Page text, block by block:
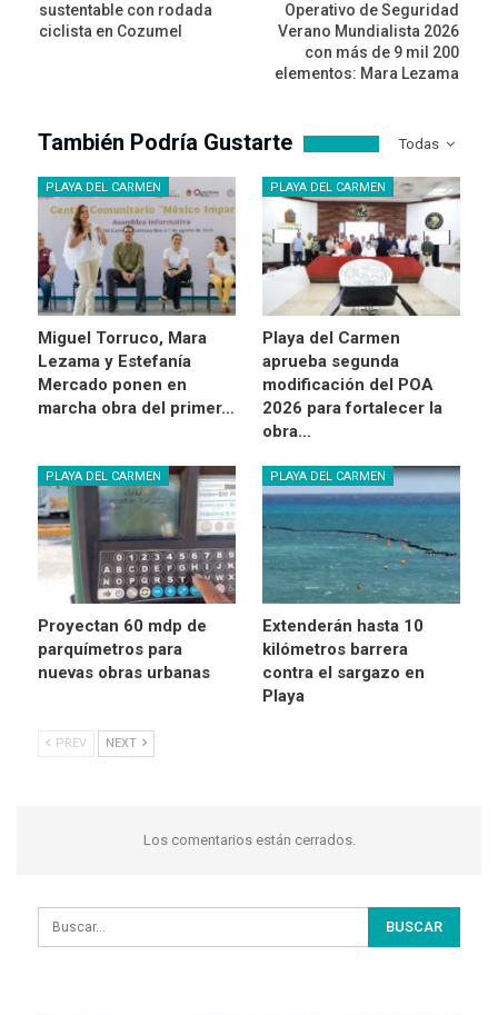
sustentable con rodada
ciclista en Cozumel
Operativo de Seguridad
Verano Mundialista 2026
con más de 9 mil 200
elementos: Mara Lezama
Todas
También Podría Gustarte
PLAYA DEL CARMEN
Miguel Torruco, Mara
Lezama y Estefanía
Mercado ponen en
marcha obra del primer…
PLAYA DEL CARMEN
Playa del Carmen
aprueba segunda
modificación del POA
2026 para fortalecer la
obra…
PLAYA DEL CARMEN
Proyectan 60 mdp de
parquímetros para
nuevas obras urbanas
PLAYA DEL CARMEN
Extenderán hasta 10
kilómetros barrera
contra el sargazo en
Playa
PREV NEXT
Los comentarios están cerrados.